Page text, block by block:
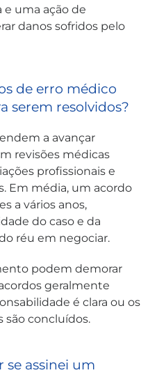
uma ação de
danos sofridos pelo
de erro médico
serem resolvidos?
a avançar
revisões médicas
profissionais e
Em média, um acordo
a vários anos,
do caso e da
réu em negociar.
podem demorar
geralmente
é clara ou os
são concluídos.
se assinei um